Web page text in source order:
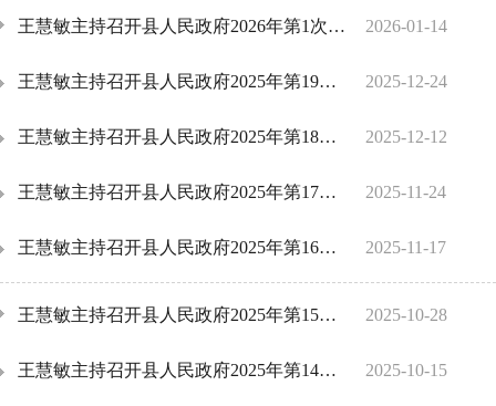
2026-01-14
王慧敏主持召开县人民政府2026年第1次常务会议
2025-12-24
王慧敏主持召开县人民政府2025年第19次常务会议
2025-12-12
王慧敏主持召开县人民政府2025年第18次常务会议
2025-11-24
王慧敏主持召开县人民政府2025年第17次常务会议
2025-11-17
王慧敏主持召开县人民政府2025年第16次常务会议
2025-10-28
王慧敏主持召开县人民政府2025年第15次常务会议
2025-10-15
王慧敏主持召开县人民政府2025年第14次常务会议